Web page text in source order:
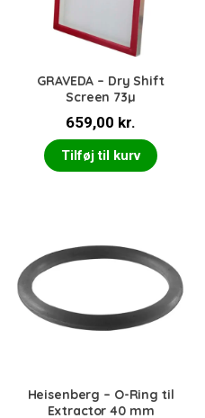
GRAVEDA – Dry Shift
Screen 73µ
659,00 kr.
Tilføj til kurv
Heisenberg – O-Ring til
Extractor 40 mm